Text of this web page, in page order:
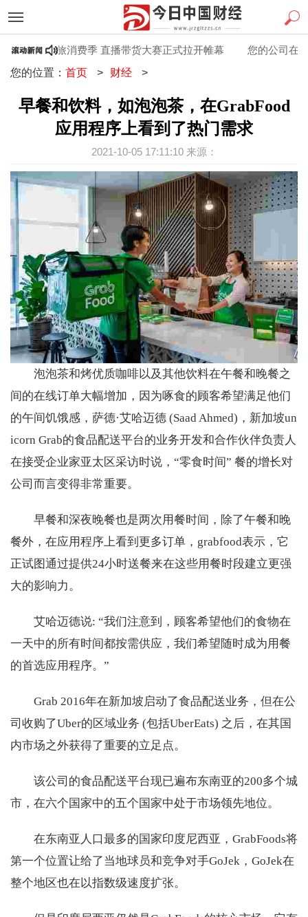
日”文旅消费季 直播带货大赛正式拉开帷幕
您的公司在启动
您的位置： 首页 > 财经 >
早餐和饮料，如泡泡茶，在GrabFood
应用程序上看到了热门需求
2021-10-05 17:11:10 来源：
泡泡茶和烤优质咖啡以及其他饮料在午餐和晚餐之
间的在线订单大幅增加，因为啄食的顾客希望满足他们
的午间饥饿感，萨德·艾哈迈德 (Saad Ahmed)，新加坡un
icorn Grab的食品配送平台的业务开发和合作伙伴负责人
在接受企业家亚太区采访时说，“零食时间” 餐的增长对
公司而言变得非常重要。
早餐和深夜晚餐也是两次用餐时间，除了午餐和晚
餐外，在应用程序上看到更多订单，grabfood表示，它
正试图通过提供24小时送餐来在这些用餐时段建立更强
大的影响力。
艾哈迈德说: “我们注意到，顾客希望他们的食物在
一天中的所有时间都按需供应，我们希望随时成为用餐
的首选应用程序。”
Grab 2016年在新加坡启动了食品配送业务，但在公
司收购了Uber的区域业务 (包括UberEats) 之后，在其国
内市场之外获得了重要的立足点。
该公司的食品配送平台现已遍布东南亚的200多个城
市，在六个国家中的五个国家中处于市场领先地位。
在东南亚人口最多的国家印度尼西亚，GrabFoods将
第一个位置让给了当地球员和竞争对手GoJek，GoJek在
整个地区也在以指数级速度扩张。